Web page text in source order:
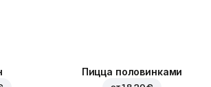
Пицца половинками